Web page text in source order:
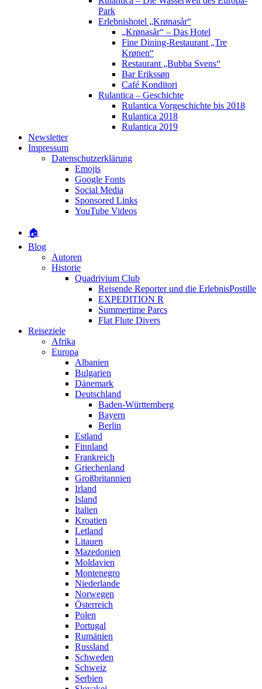
Park
Erlebnishotel „Krønasår“
„Krønasår“ – Das Hotel
Fine Dining-Restaurant „Tre
Krønen“
Restaurant „Bubba Svens“
Bar Erikssøn
Café Konditori
Rulantica – Geschichte
Rulantica Vorgeschichte bis 2018
Rulantica 2018
Rulantica 2019
Newsletter
Impressum
Datenschutzerklärung
Emojis
Google Fonts
Social Media
Sponsored Links
YouTube Videos
🏠
Blog
Autoren
Historie
Quadrivium Club
Reisende Reporter und die ErlebnisPostille
EXPEDITION R
Summertime Parcs
Flat Flute Divers
Reiseziele
Afrika
Europa
Albanien
Bulgarien
Dänemark
Deutschland
Baden-Württemberg
Bayern
Berlin
Estland
Finnland
Frankreich
Griechenland
Großbritannien
Irland
Island
Italien
Kroatien
Letland
Litauen
Mazedonien
Moldavien
Montenegro
Niederlande
Norwegen
Österreich
Polen
Portugal
Rumänien
Russland
Schweden
Schweiz
Serbien